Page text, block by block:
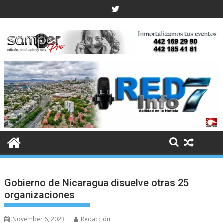
to
Gobierno de Nicaragua disuelve otras 25
organizaciones
November 6, 2023 Redacción